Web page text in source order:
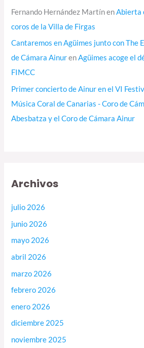
Fernando Hernández MartínenAbierta
coros de la Villa de Firgas
Cantaremos en Agüimes junto con The
de Cámara AinurenAgüimes acoge el
FIMCC
Primer concierto de Ainur en el VI
Música Coral de Canarias - Coro de
Abesbatza y el Coro de Cámara Ainur
Archivos
julio 2026
junio 2026
mayo 2026
abril 2026
marzo 2026
febrero 2026
enero 2026
diciembre 2025
noviembre 2025